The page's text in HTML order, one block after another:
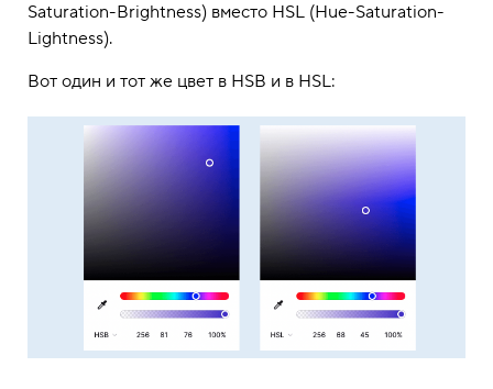
Saturation-Brightness) вместо HSL (Hue-Saturation-
Lightness).
Вот один и тот же цвет в HSB и в HSL: